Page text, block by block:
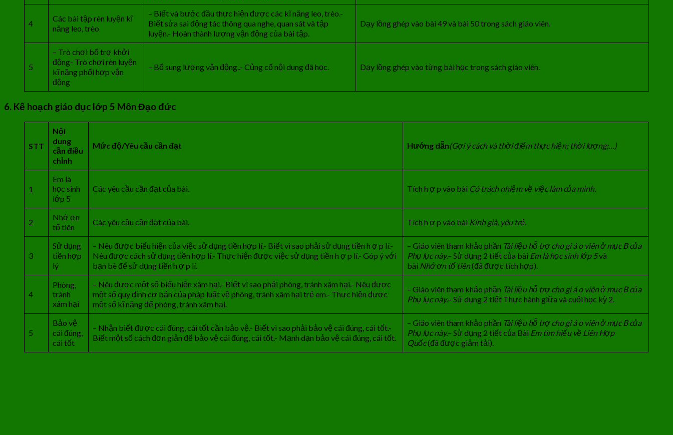
4
Các bài tập rèn luyện kĩ
năng leo, trèo
– Biết và bước đầu thực hiện được các kĩ năng leo, trèo.-
Biết sửa sai động tác thông qua nghe, quan sát và tập
luyện.- Hoàn thành lượng vận động của bài tập.
Dạy lồng ghép vào bài 49 và bài 50 trong sách giáo viên.
5
– Trò chơi bổ trợ khởi
động- Trò chơi rèn luyện
kĩ năng phối hợp vận
động
– Bổ sung lượng vận động..- Củng cố nội dung đã học. Dạy lồng ghép vào từng bài học trong sách giáo viên.
6. Kế hoạch giáo dục lớp 5 Môn Đạo đức
STT
Nội
dung
cần điều
chỉnh
Mức độ/Yêu cầu cần đạt Hướng dẫn(Gợiýcách và thời điểm thực hiện; thời lượng;…)
1
Em là
học sinh
lớp 5
Các yêu cầu cần đạt của bài. Tích h ợ p vào bài Có trách nhiệm về việc làm của mình.
2
Nhớ ơn
tổ tiên
Các yêu cầu cần đạt của bài. Tích h ợ p vào bài Kính già, yêu trẻ.
3
Sử dụng
tiền hợp
lý
– Nêu được biểu hiện của việc sử dụng tiền hợp lí.- Biết vì sao phải sử dụng tiền h ợ p lí.-
Nêu được cách sử dụng tiền hợp lí.- Thực hiện được việc sử dụng tiền h ợ p lí.- Góp ý với
bạn bè để sử dụng tiền h ợ p lí.
– Giáo viên tham khảo phần Tài liệu hỗ trợ cho gi áo viên ở mục B của
Phụ lục này.– Sử dụng 2 tiết của bài Em là học sinh lớp 5và
bài Nhớơn tổ tiên(đã được tích hợp).
4
Phòng,
tránh
xâm hại
– Nêu được một số biểu hiện xâm hại.- Biết vì sao phải phòng, tránh xâm hại.- Nêu được
một số quy định cơ bản của pháp luật về phòng, tránh xâm hại trẻ em.- Thực hiện được
một số kĩ năng để phòng, tránh xâm hại.
– Giáo viên tham khảo phần Tài liệu hỗ trợ cho gi áo viên ở mục B của
Phụ lục này.– Sử dụng 2 tiết Thực hành giữa và cuối học kỳ 2.
5
Bảo vệ
cái đúng,
cái tốt
– Nhận biết được cái đúng, cái tốt cần bảo vệ.- Biết vì sao phải bảo vệ cái đúng, cái tốt.-
Biết một số cách đơn giản để bảo vệ cái đúng, cái tốt.- Mạnh dạn bảo vệ cái đúng, cái tốt.
– Giáo viên tham khảo phần Tài liệu hỗ trợ cho giáo viên ở mục B của
Phụ lục này.– Sử dụng 2 tiết của Bài Em tìm hiểu về Liên Hợp
Quốc(đã được giảm tải).